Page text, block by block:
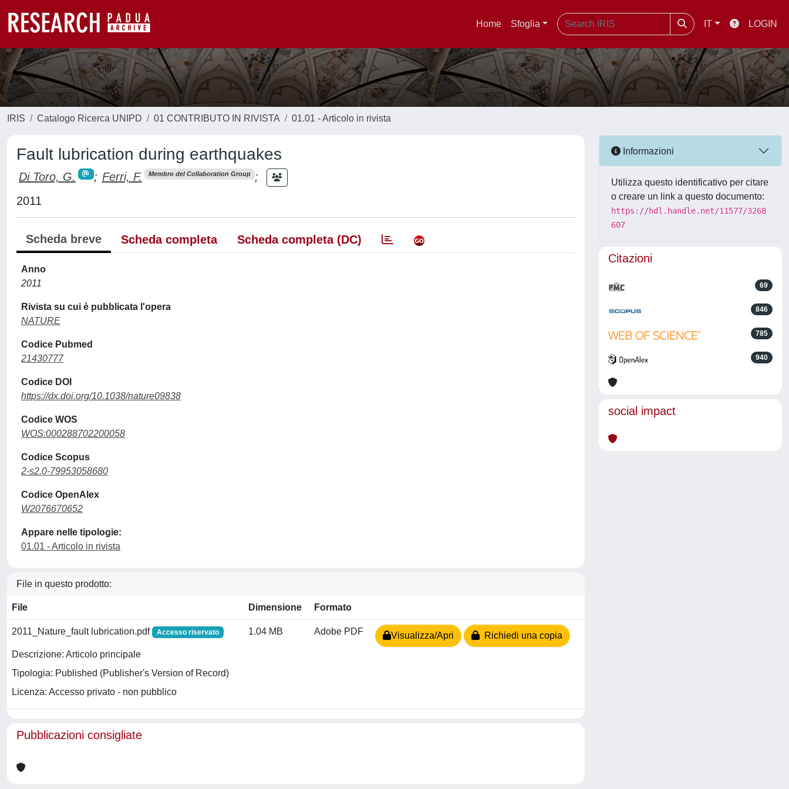
Home Sfoglia IT LOGIN
IRIS Catalogo Ricerca UNIPD 01 CONTRIBUTO IN RIVISTA 01.01 - Articolo in rivista
Fault lubrication during earthquakes
Di Toro, G. ; Ferri, F. Membro del Collaboration Group
;
2011
Scheda breve Scheda completa Scheda completa (DC)
Anno
2011
Rivista su cui è pubblicata l'opera
NATURE
Codice Pubmed
21430777
Codice DOI
https://dx.doi.org/10.1038/nature09838
Codice WOS
WOS:000288702200058
Codice Scopus
2-s2.0-79953058680
Codice OpenAlex
W2076670652
Appare nelle tipologie:
01.01 - Articolo in rivista
File in questo prodotto:
File Dimensione Formato
2011_Nature_fault lubrication.pdf Accesso riservato
Descrizione: Articolo principale
Tipologia: Published (Publisher's Version of Record)
Licenza: Accesso privato - non pubblico
1.04 MB Adobe PDF Visualizza/Apri Richiedi una copia
Pubblicazioni consigliate
Informazioni
Utilizza questo identificativo per citare
o creare un link a questo documento:
https://hdl.handle.net/11577/3268
607
Citazioni
69
846
785
940
social impact